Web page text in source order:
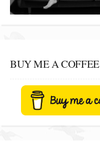
BUY ME A COFFEE